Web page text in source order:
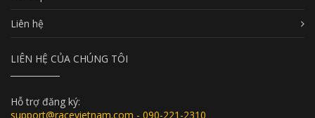
Liên hệ
LIÊN HỆ CỦA CHÚNG TÔI
Hỗ trợ đăng ký:
support@racevietnam.com - 090-221-2310